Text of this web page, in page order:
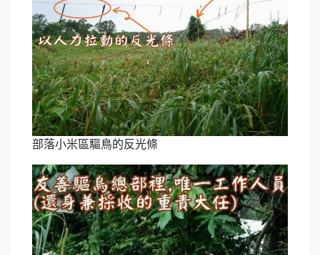
部落小米區驅鳥的反光條